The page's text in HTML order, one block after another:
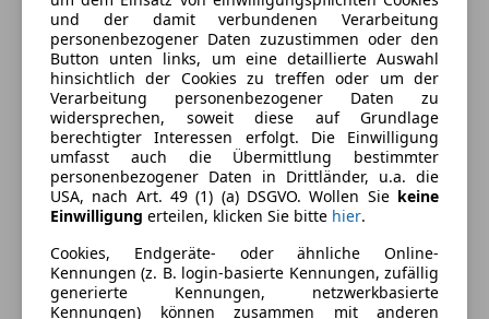
Energieverbrauch
Schadstoffklasse
Euro 6
Kraftstoff
Elektro/Benzin
Anderer Energieträger
Strom
CO₂-Emissionen
0 g/km (komb.)
Ausstattung
und der damit verbundenen Verarbeitung
personenbezogener Daten zuzustimmen oder den
Button unten links, um eine detaillierte Auswahl
hinsichtlich der Cookies zu treffen oder um der
Verarbeitung personenbezogener Daten zu
widersprechen, soweit diese auf Grundlage
berechtigter Interessen erfolgt. Die Einwilligung
umfasst auch die Übermittlung bestimmter
personenbezogener Daten in Drittländer, u.a. die
USA, nach Art. 49 (1) (a) DSGVO. Wollen Sie keine
Einwilligung erteilen, klicken Sie bitte hier.
Cookies, Endgeräte- oder ähnliche Online-
Kennungen (z. B. login-basierte Kennungen, zufällig
generierte Kennungen, netzwerkbasierte
Kennungen) können zusammen mit anderen